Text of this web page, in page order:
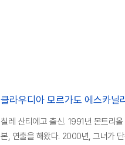
클라우디아 모르가도 에스카닐
칠레 산티에고 출신. 1991년 몬트리
본, 연출을 해왔다. 2000년, 그녀가